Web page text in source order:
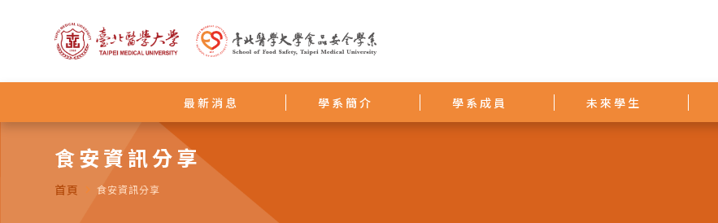
最新消息 學系簡介 學系成員 未來學生
食安資訊分享
首頁 navigate_next 食安資訊分享